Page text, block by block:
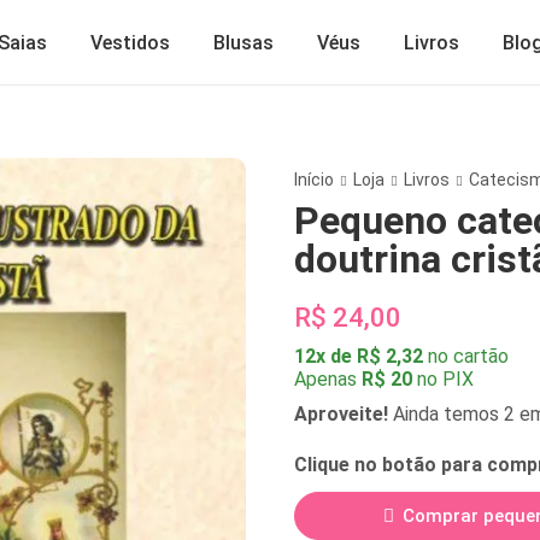
Vestidos Blusas Véus Livros
Início Loja Livros
Pequeno
doutrina
R$ 24,00
12x de R$ 2,32 no cartão
Apenas R$ 20 no PIX
Aproveite! Ainda temos 2
Clique no botão para
Comprar